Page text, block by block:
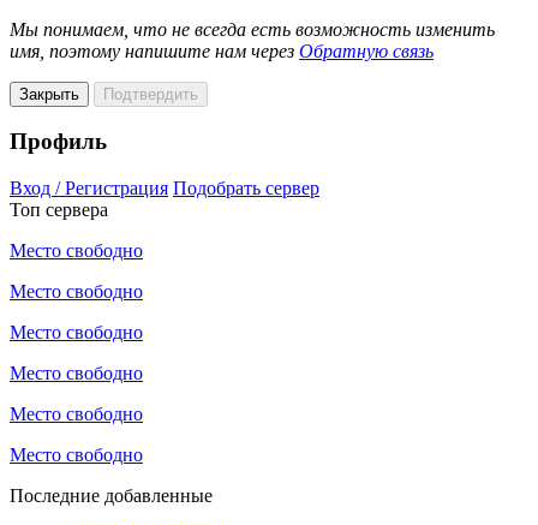
Мы понимаем, что не всегда есть возможность изменить
имя, поэтому напишите нам через Обратную связь
Закрыть Подтвердить
Профиль
Вход / Регистрация Подобрать сервер
Топ сервера
Место свободно
Место свободно
Место свободно
Место свободно
Место свободно
Место свободно
Последние добавленные